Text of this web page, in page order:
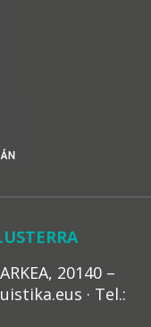
20140 –
· Tel.: